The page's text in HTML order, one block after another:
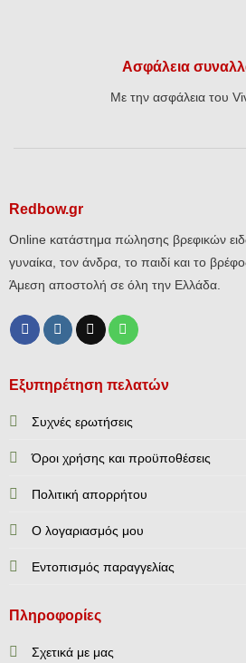
Ασφάλεια
Με την ασφάλεια του
Redbow.gr
Online κατάστημα πώλησης βρεφικών
γυναίκα, τον άνδρα, το παιδί και το
Άμεση αποστολή σε όλη την Ελλάδα.
Εξυπηρέτηση πελατών
Συχνές ερωτήσεις
Όροι χρήσης και προϋποθέσεις
Πολιτική απορρήτου
Ο λογαριασμός μου
Εντοπισμός παραγγελίας
Πληροφορίες
Σχετικά με μας